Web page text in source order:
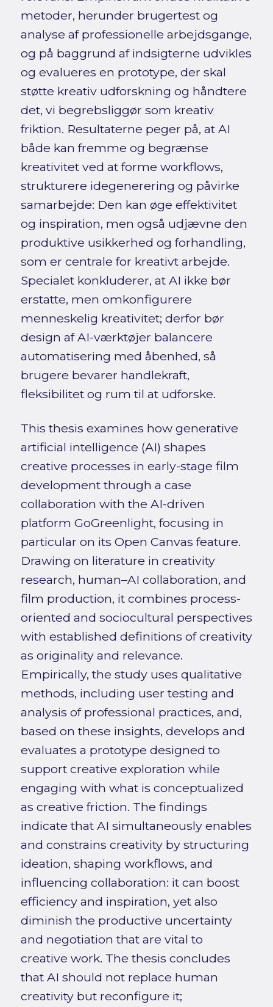
metoder, herunder brugertest og
analyse af professionelle arbejdsgange,
og på baggrund af indsigterne udvikles
og evalueres en prototype, der skal
støtte kreativ udforskning og håndtere
det, vi begrebsliggør som kreativ
friktion. Resultaterne peger på, at AI
både kan fremme og begrænse
kreativitet ved at forme workflows,
strukturere idegenerering og påvirke
samarbejde: Den kan øge effektivitet
og inspiration, men også udjævne den
produktive usikkerhed og forhandling,
som er centrale for kreativt arbejde.
Specialet konkluderer, at AI ikke bør
erstatte, men omkonfigurere
menneskelig kreativitet; derfor bør
design af AI-værktøjer balancere
automatisering med åbenhed, så
brugere bevarer handlekraft,
fleksibilitet og rum til at udforske.
This thesis examines how generative
artificial intelligence (AI) shapes
creative processes in early-stage film
development through a case
collaboration with the AI-driven
platform GoGreenlight, focusing in
particular on its Open Canvas feature.
Drawing on literature in creativity
research, human–AI collaboration, and
film production, it combines process-
oriented and sociocultural perspectives
with established definitions of creativity
as originality and relevance.
Empirically, the study uses qualitative
methods, including user testing and
analysis of professional practices, and,
based on these insights, develops and
evaluates a prototype designed to
support creative exploration while
engaging with what is conceptualized
as creative friction. The findings
indicate that AI simultaneously enables
and constrains creativity by structuring
ideation, shaping workflows, and
influencing collaboration: it can boost
efficiency and inspiration, yet also
diminish the productive uncertainty
and negotiation that are vital to
creative work. The thesis concludes
that AI should not replace human
creativity but reconfigure it;